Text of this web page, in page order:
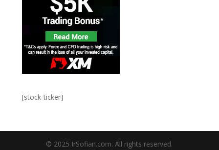
[stock-ticker]
© 2025 IrSofian.com. All rights reserved.